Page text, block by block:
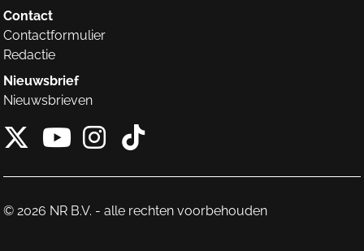
Contact
Contactformulier
Redactie
Nieuwsbrief
Nieuwsbrieven
X van NieuwRechts
Instagram van
Tiktok van
© 2026 NR B.V. - alle rechten voorbehouden